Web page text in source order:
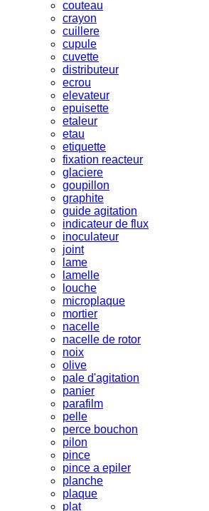
couteau
crayon
cuillere
cupule
cuvette
distributeur
ecrou
elevateur
epuisette
etaleur
etau
etiquette
fixation reacteur
glaciere
goupillon
graphite
guide agitation
indicateur de flux
inoculateur
joint
lame
lamelle
louche
microplaque
mortier
nacelle
nacelle de rotor
noix
olive
pale d'agitation
panier
parafilm
pelle
perce bouchon
pilon
pince
pince a epiler
planche
plaque
plat